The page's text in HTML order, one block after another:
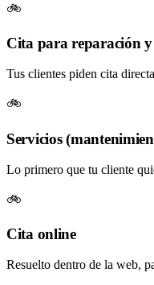
🚲
Cita para reparación
Tus clientes piden cita
🚲
Servicios
Lo primero que tu cliente
🚲
Cita online
Resuelto dentro de la web,